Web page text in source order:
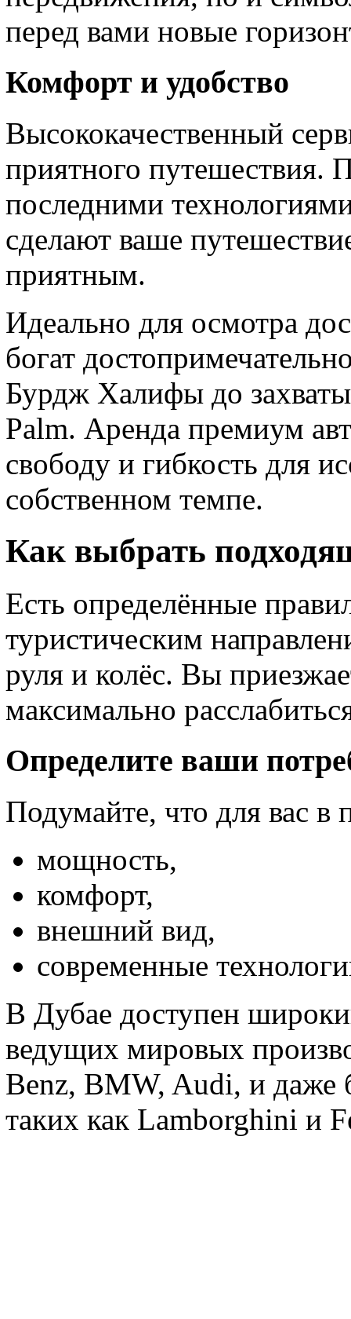
перед вами новые
Комфорт и удобство
Высококачественный
приятного путешествия.
последними
сделают ваше
приятным.
Идеально для осмотра
богат
Бурдж Халифы до
Palm. Аренда премиум
свободу и гибкость для
собственном темпе.
Как выбрать
Есть определённые
туристическим
руля и колёс. Вы
максимально
Определите ваши
Подумайте, что для вас в
мощность,
комфорт,
внешний вид,
современные
В Дубае доступен
ведущих мировых
Benz, BMW, Audi, и даже
таких как Lamborghini и